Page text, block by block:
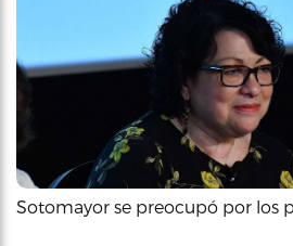
Sotomayor se preocupó por los